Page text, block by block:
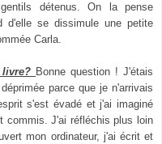
détenus. On la pense
d'elle se dissimule une petite
Carla.
Bonne question ! J'étais
parce que je n'arrivais
s'est évadé et j'ai imaginé
commis. J'ai réfléchis plus loin
mon ordinateur, j'ai écrit et